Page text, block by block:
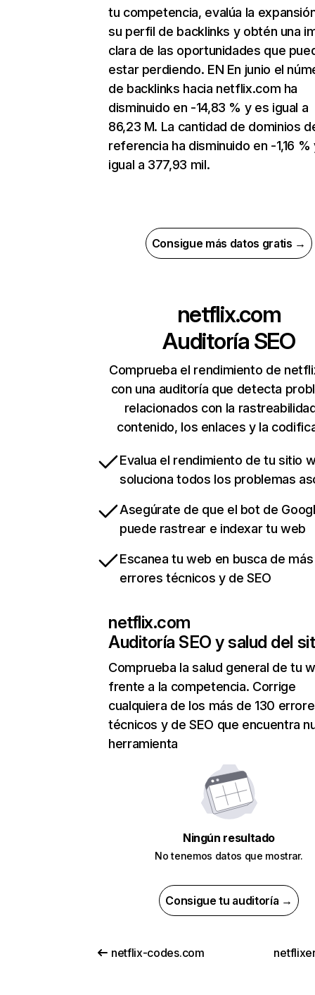
tu competencia, evalúa la
su perfil de backlinks y obtén una
clara de las oportunidades que
estar perdiendo. EN En junio el
de backlinks hacia netflix.com ha
disminuido en -14,83 % y es igual a
86,23 M. La cantidad de dominios
referencia ha disminuido en -1,16 %
igual a 377,93 mil.
Consigue más datos gratis →
netflix.com
Auditoría SEO
Comprueba el rendimiento de
con una auditoría que detecta
relacionados con la
contenido, los enlaces y la
Evalua el rendimiento de tu sitio
soluciona todos los problemas
Asegúrate de que el bot de
puede rastrear e indexar tu web
Escanea tu web en busca de
errores técnicos y de SEO
netflix.com
Auditoría SEO y salud del
Comprueba la salud general de tu
frente a la competencia. Corrige
cualquiera de los más de 130
técnicos y de SEO que encuentra
herramienta
Ningún resultado
No tenemos datos que mostrar.
Consigue tu auditoría →
netflix-codes.com